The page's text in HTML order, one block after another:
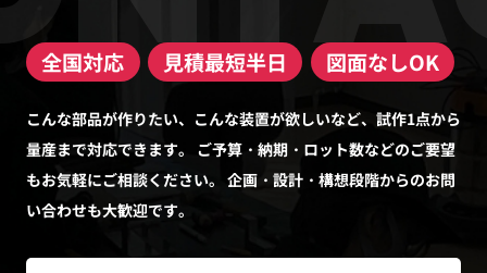
全国対応 見積最短半日 図面なしOK
こんな部品が作りたい、こんな装置が欲しいなど、試作1点から
量産まで対応できます。
ご予算・納期・ロット数などのご要望
もお気軽にご相談ください。 企画・設計・構想段階からのお問
い合わせも大歓迎です。